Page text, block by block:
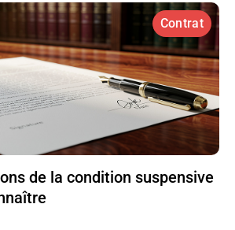
Contrat
de la condition suspensive